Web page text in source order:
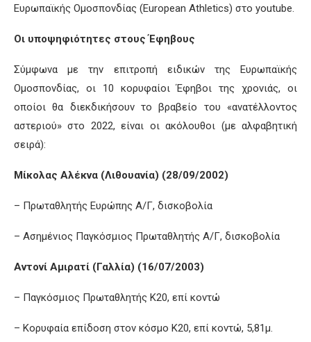
Ευρωπαϊκής Ομοσπονδίας (European Athletics) στο youtube.
Οι υποψηφιότητες στους Έφηβους
Σύμφωνα με την επιτροπή ειδικών της Ευρωπαϊκής
Ομοσπονδίας, οι 10 κορυφαίοι Έφηβοι της χρονιάς, οι
οποίοι θα διεκδικήσουν το βραβείο του «ανατέλλοντος
αστεριού» στο 2022, είναι οι ακόλουθοι (με αλφαβητική
σειρά):
Μίκολας Αλέκνα (Λιθουανία) (28/09/2002)
– Πρωταθλητής Ευρώπης Α/Γ, δισκοβολία
– Ασημένιος Παγκόσμιος Πρωταθλητής Α/Γ, δισκοβολία
Αντονί Αμιρατί (Γαλλία) (16/07/2003)
– Παγκόσμιος Πρωταθλητής Κ20, επί κοντώ
– Κορυφαία επίδοση στον κόσμο Κ20, επί κοντώ, 5,81μ.